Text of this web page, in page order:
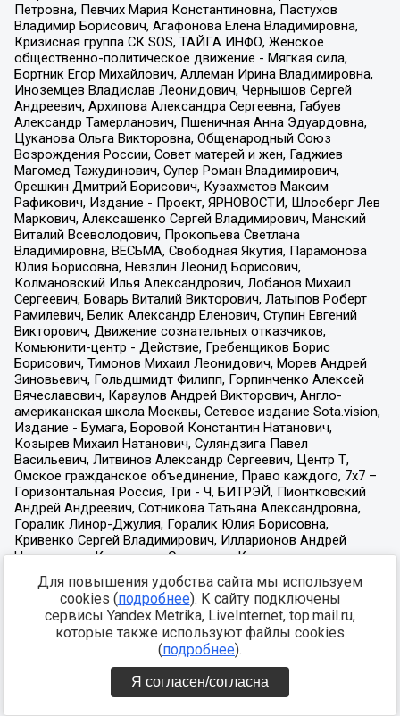
Для повышения удобства сайта мы используем
cookies (подробнее). К сайту подключены
сервисы Yandex.Metrika, LiveInternet, top.mail.ru,
которые также используют файлы cookies
(подробнее).
Я согласен/согласна